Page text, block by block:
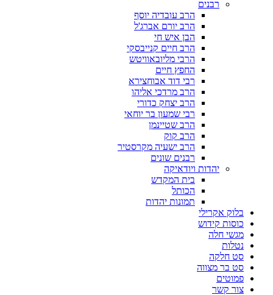
רבנים
הרב עובדיה יוסף
הרב יורם אברג'ל
הבן איש חי
הרב חיים קנייבסקי
הרבי מליובאוויטש
החפץ חיים
רבי דוד אבוחצירא
הרב מרדכי אליהו
הרב יצחק כדורי
רבי שמעון בר יוחאי
הרב שטיינמן
הרב קוק
הרב ישעיה מקרסטיר
רבנים שונים
יהדות ויודאיקה
בית המקדש
הכותל
תמונות יהדות
בלוק אקרילי
כוסות קידוש
מגשי חלה
נטלות
סט חלקה
סט בר מצווה
פמוטים
צור קשר